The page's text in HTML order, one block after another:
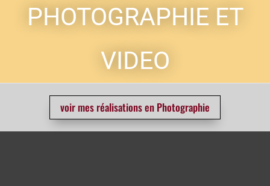
PHOTOGRAPHIE ET
VIDEO
voir mes réalisations en Photographie